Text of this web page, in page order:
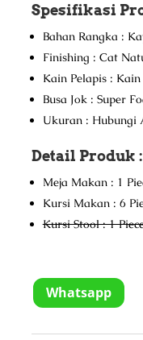
Spesifikasi
Bahan Rangka :
Finishing : Cat
Kain Pelapis :
Busa Jok : Super
Ukuran : Hubungi
Detail Produk :
Meja Makan : 1
Kursi Makan : 6
Kursi Stool : 1
Whatsapp